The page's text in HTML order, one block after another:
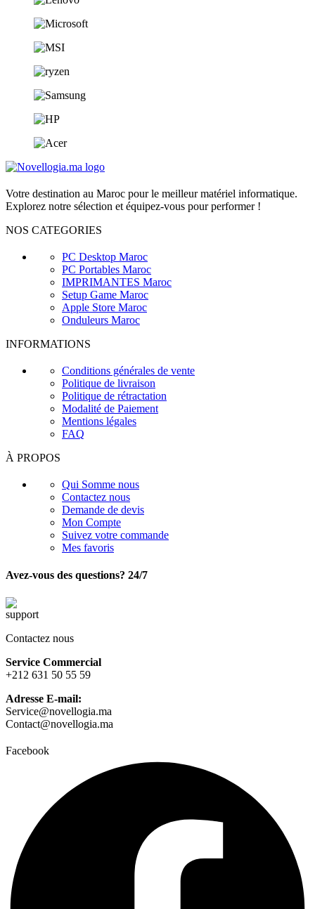
Votre destination au Maroc pour le meilleur matériel informatique.
Explorez notre sélection et équipez-vous pour performer !
NOS CATEGORIES
PC Desktop Maroc
PC Portables Maroc
IMPRIMANTES Maroc
Setup Game Maroc
Apple Store Maroc
Onduleurs Maroc
INFORMATIONS
Conditions générales de vente
Politique de livraison
Politique de rétractation
Modalité de Paiement
Mentions légales
FAQ
À PROPOS
Qui Somme nous
Contactez nous
Demande de devis
Mon Compte
Suivez votre commande
Mes favoris
Avez-vous des questions? 24/7
Contactez nous
Service Commercial
+212 631 50 55 59
Adresse E-mail:
Service@novellogia.ma
Contact@novellogia.ma
Facebook